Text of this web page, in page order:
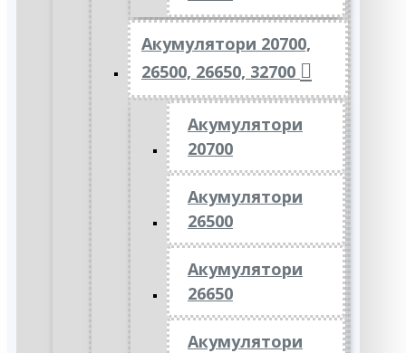
Акумулятори 20700,
26500, 26650, 32700
Акумулятори
20700
Акумулятори
26500
Акумулятори
26650
Акумулятори